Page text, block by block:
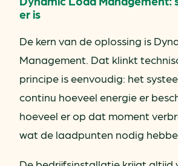
er is
De kern van de oplossing is
Management. Dat klinkt
principe is eenvoudig: het
continu hoeveel energie er
hoeveel er op dat moment
wat de laadpunten nodig